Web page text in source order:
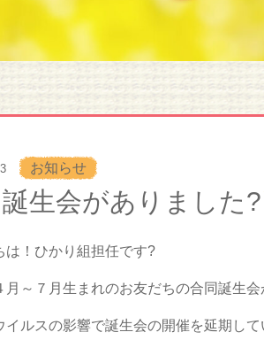
お知らせ
生会がありました?
は！ひかり組担任です?
月～７月生まれのお友だちの合同誕生
イルスの影響で誕生会の開催を延期し